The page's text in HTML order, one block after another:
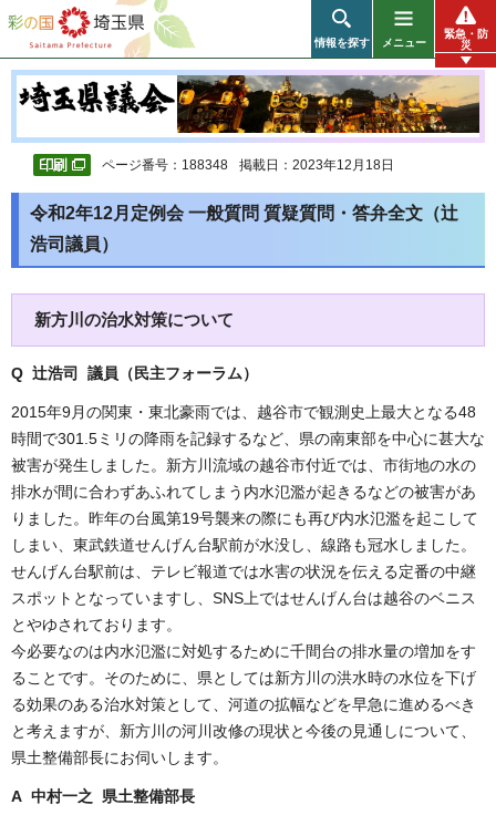
彩の国 埼玉県
情報を探す メニュー
緊急・防
災
ページ番号：188348 掲載日：2023年12月18日
令和2年12月定例会 一般質問 質疑質問・答弁全文（辻
浩司議員）
新方川の治水対策について
Q 辻浩司 議員（民主フォーラム）
2015年9月の関東・東北豪雨では、越谷市で観測史上最大となる48
時間で301.5ミリの降雨を記録するなど、県の南東部を中心に甚大な
被害が発生しました。新方川流域の越谷市付近では、市街地の水の
排水が間に合わずあふれてしまう内水氾濫が起きるなどの被害があ
りました。昨年の台風第19号襲来の際にも再び内水氾濫を起こして
しまい、東武鉄道せんげん台駅前が水没し、線路も冠水しました。
せんげん台駅前は、テレビ報道では水害の状況を伝える定番の中継
スポットとなっていますし、SNS上ではせんげん台は越谷のベニス
とやゆされております。
今必要なのは内水氾濫に対処するために千間台の排水量の増加をす
ることです。そのために、県としては新方川の洪水時の水位を下げ
る効果のある治水対策として、河道の拡幅などを早急に進めるべき
と考えますが、新方川の河川改修の現状と今後の見通しについて、
県土整備部長にお伺いします。
A 中村一之 県土整備部長